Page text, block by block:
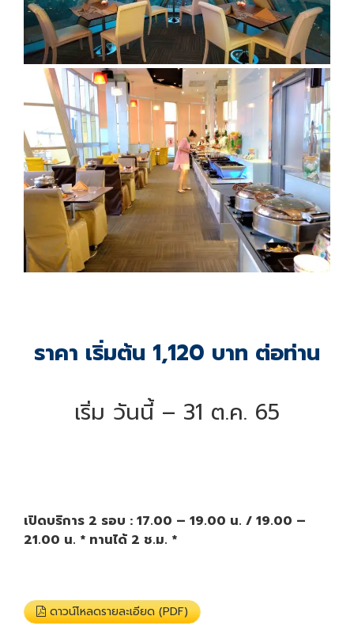
ราคา เริ่มต้น 1,120 บาท ต่อท่าน
เริ่ม วันนี้ – 31 ต.ค. 65
เปิดบริการ 2 รอบ : 17.00 – 19.00 น. / 19.00 –
21.00 น. * ทานได้ 2 ช.ม. *
ดาวน์โหลดรายละเอียด (PDF)